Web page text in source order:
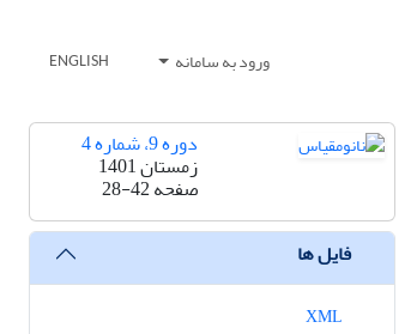
ورود به سامانه ENGLISH
دوره 9، شماره 4
زمستان 1401
صفحه28-42
فایل ها